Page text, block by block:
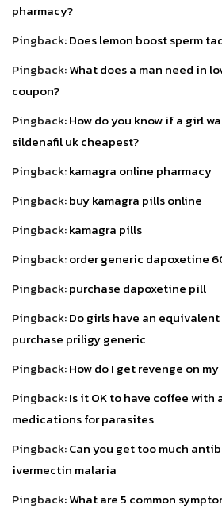
pharmacy?
Pingback:Does lemon boost sperm
Pingback:What does a man need in
coupon?
Pingback:How do you know if a girl
sildenafil uk cheapest?
Pingback:kamagra online pharmacy
Pingback:buy kamagra pills online
Pingback:kamagra pills
Pingback:order generic dapoxetine
Pingback:purchase dapoxetine pill
Pingback:Do girls have an
purchase priligy generic
Pingback:How do I get revenge on
Pingback:Is it OK to have coffee
medications for parasites
Pingback:Can you get too much
ivermectin malaria
Pingback:What are 5 common